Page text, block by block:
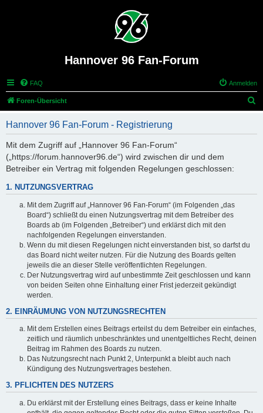
Hannover 96 Fan-Forum
FAQ Anmelden
Foren-Übersicht
Hannover 96 Fan-Forum - Registrierung
Mit dem Zugriff auf „Hannover 96 Fan-Forum“
(„https://forum.hannover96.de“) wird zwischen dir und dem
Betreiber ein Vertrag mit folgenden Regelungen geschlossen:
1. NUTZUNGSVERTRAG
Mit dem Zugriff auf „Hannover 96 Fan-Forum“ (im Folgenden „das
Board“) schließt du einen Nutzungsvertrag mit dem Betreiber des
Boards ab (im Folgenden „Betreiber“) und erklärst dich mit den
nachfolgenden Regelungen einverstanden.
Wenn du mit diesen Regelungen nicht einverstanden bist, so darfst du
das Board nicht weiter nutzen. Für die Nutzung des Boards gelten
jeweils die an dieser Stelle veröffentlichten Regelungen.
Der Nutzungsvertrag wird auf unbestimmte Zeit geschlossen und kann
von beiden Seiten ohne Einhaltung einer Frist jederzeit gekündigt
werden.
2. EINRÄUMUNG VON NUTZUNGSRECHTEN
Mit dem Erstellen eines Beitrags erteilst du dem Betreiber ein einfaches,
zeitlich und räumlich unbeschränktes und unentgeltliches Recht, deinen
Beitrag im Rahmen des Boards zu nutzen.
Das Nutzungsrecht nach Punkt 2, Unterpunkt a bleibt auch nach
Kündigung des Nutzungsvertrages bestehen.
3. PFLICHTEN DES NUTZERS
Du erklärst mit der Erstellung eines Beitrags, dass er keine Inhalte